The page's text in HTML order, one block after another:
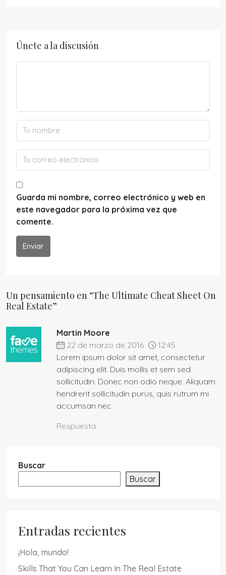
Únete a la discusión
Guarda mi nombre, correo electrónico y web en
este navegador para la próxima vez que
comente.
Enviar
Un pensamiento en “The Ultimate Cheat Sheet On
Real Estate”
Martin Moore
22 de marzo de 2016
12:45
Lorem ipsum dolor sit amet, consectetur
adipiscing elit. Duis mollis et sem sed
sollicitudin. Donec non odio neque. Aliquam
hendrerit sollicitudin purus, quis rutrum mi
accumsan nec.
Respuesta
Buscar
Buscar
Entradas recientes
¡Hola, mundo!
Skills That You Can Learn In The Real Estate